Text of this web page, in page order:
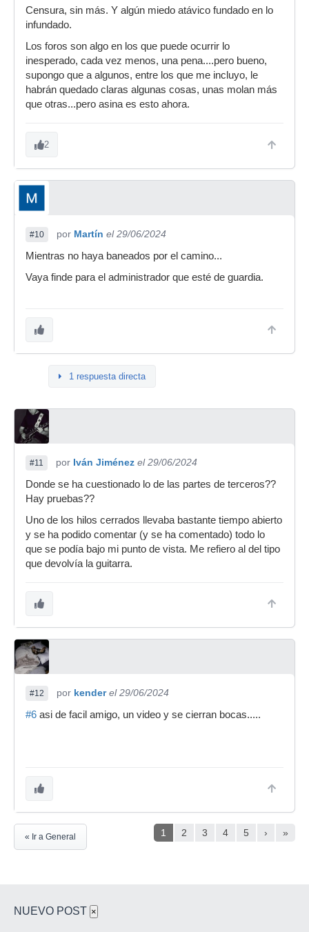
Censura, sin más. Y algún miedo atávico fundado en lo
infundado.
Los foros son algo en los que puede ocurrir lo
inesperado, cada vez menos, una pena....pero bueno,
supongo que a algunos, entre los que me incluyo, le
habrán quedado claras algunas cosas, unas molan más
que otras...pero asina es esto ahora.
2
#10 por Martín el 29/06/2024
Mientras no haya baneados por el camino...
Vaya finde para el administrador que esté de guardia.
1 respuesta directa
#11 por Iván Jiménez el 29/06/2024
Donde se ha cuestionado lo de las partes de terceros??
Hay pruebas??
Uno de los hilos cerrados llevaba bastante tiempo abierto
y se ha podido comentar (y se ha comentado) todo lo
que se podía bajo mi punto de vista. Me refiero al del tipo
que devolvía la guitarra.
#12 por kender el 29/06/2024
#6 asi de facil amigo, un video y se cierran bocas.....
1 2 3 4 5 › »
« Ir a General
NUEVO POST ×